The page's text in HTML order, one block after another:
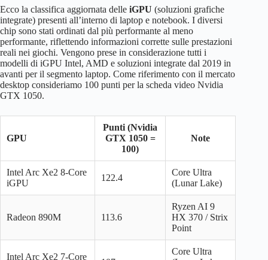
Radeon Vega
VII
419.1 295W –
RX 5700 XT 405.9 225W –
Intel Arc A750
(Dx12)
405.9 225W 259€
RTX 3060
175W
RX 6600 132W –
RTX 2060
Super
370.6 –
–
Ecco la classifica aggiornata delle iGPU (soluzioni grafiche
integrate) presenti all’interno di laptop e notebook. I diversi
chip sono stati ordinati dal più performante al meno
performante, riflettendo informazioni corrette sulle prestazioni
reali nei giochi. Vengono prese in considerazione tutti i
modelli di iGPU Intel, AMD e soluzioni integrate dal 2019 in
avanti per il segmento laptop. Come riferimento con il mercato
desktop consideriamo 100 punti per la scheda video Nvidia
GTX 1050.
GPU
Punti (Nvidia
GTX 1050 =
100)
Note
Intel Arc Xe2 8-Core
iGPU
122.4
Core Ultra
(Lunar Lake)
Radeon 890M 113.6
Ryzen AI 9
HX 370 / Strix
Point
Intel Arc Xe2 7-Core
Core Ultra